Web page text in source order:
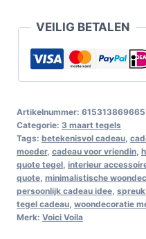
VEILIG BETALEN
Artikelnummer:
Categorie: 3 maart tegels
Tags: betekenisvol cadeau
moeder, cadeau voor vriendin
quote tegel interieur
quote minimalistische
persoonlijk cadeau idee
tegel cadeau woondecoratie
Merk: Voici Voila